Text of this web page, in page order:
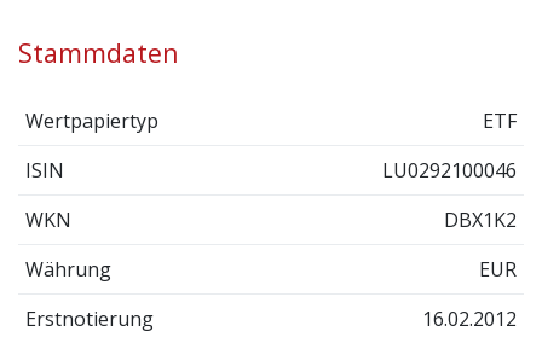
Stammdaten
Wertpapiertyp
ETF
ISIN
LU0292100046
WKN
DBX1K2
Währung
EUR
Erstnotierung
16.02.2012